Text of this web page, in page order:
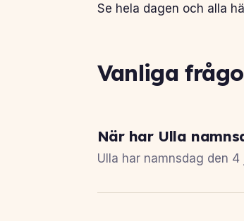
Se hela dagen och alla
Vanliga
När har Ulla
Ulla har namnsdag den